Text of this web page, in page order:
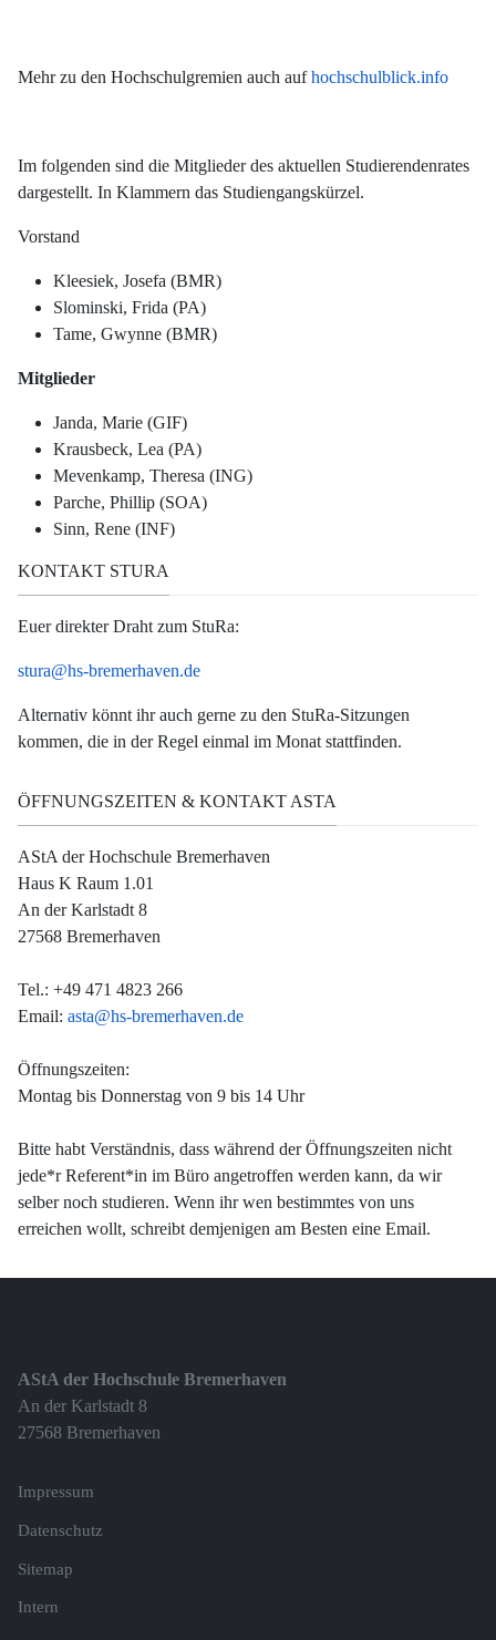
Mehr zu den Hochschulgremien auch aufhochschulblick.info
Im folgenden sind die Mitglieder des aktuellen Studierendenrates
dargestellt. In Klammern das Studiengangskürzel.
Vorstand
Kleesiek, Josefa (BMR)
Slominski, Frida (PA)
Tame, Gwynne (BMR)
Mitglieder
Janda, Marie (GIF)
Krausbeck, Lea (PA)
Mevenkamp, Theresa (ING)
Parche, Phillip (SOA)
Sinn, Rene (INF)
KONTAKT STURA
Euer direkter Draht zum StuRa:
stura@hs-bremerhaven.de
Alternativ könnt ihr auch gerne zu den StuRa-Sitzungen
kommen, die in der Regel einmal im Monat stattfinden.
ÖFFNUNGSZEITEN & KONTAKT ASTA
AStA der Hochschule Bremerhaven
Haus K Raum 1.01
An der Karlstadt 8
27568 Bremerhaven
Tel.: +49 471 4823 266
Email: asta@hs-bremerhaven.de
Öffnungszeiten:
Montag bis Donnerstag von 9 bis 14 Uhr
Bitte habt Verständnis, dass während der Öffnungszeiten nicht
jede*r Referent*in im Büro angetroffen werden kann, da wir
selber noch studieren. Wenn ihr wen bestimmtes von uns
erreichen wollt, schreibt demjenigen am Besten eine Email.
AStA der Hochschule Bremerhaven
An der Karlstadt 8
27568 Bremerhaven
Impressum
Datenschutz
Sitemap
Intern